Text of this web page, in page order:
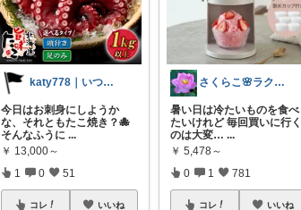
katy778｜いつも有難うございます✨
今日はお刺身にしようか
な、それともたこ焼き？🐙
そんなふうに ...
￥ 13,000～
1 0 51
コレ いいね
さくらこ🌸ラクする暮らしnote
暑い日は冷たいものを食べ
たいけれど 毎回買いに行く
のは大変…...
￥ 5,478～
0 1 781
コレ いいね